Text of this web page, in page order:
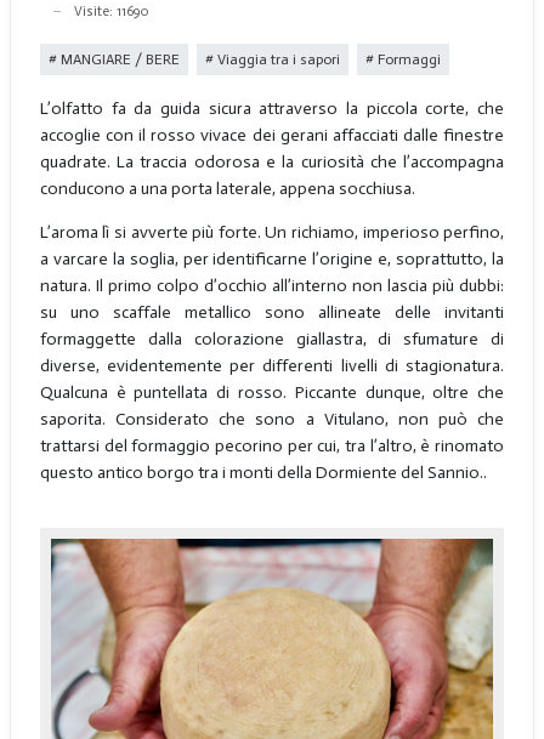
Visite: 11690
MANGIARE / BERE Viaggia tra i sapori Formaggi
L’olfatto fa da guida sicura attraverso la piccola corte, che
accoglie con il rosso vivace dei gerani affacciati dalle finestre
quadrate. La traccia odorosa e la curiosità che l’accompagna
conducono a una porta laterale, appena socchiusa.
L’aroma lì si avverte più forte. Un richiamo, imperioso perfino,
a varcare la soglia, per identificarne l’origine e, soprattutto, la
natura. Il primo colpo d’occhio all’interno non lascia più dubbi:
su uno scaffale metallico sono allineate delle invitanti
formaggette dalla colorazione giallastra, di sfumature di
diverse, evidentemente per differenti livelli di stagionatura.
Qualcuna è puntellata di rosso. Piccante dunque, oltre che
saporita. Considerato che sono a Vitulano, non può che
trattarsi del formaggio pecorino per cui, tra l’altro, è rinomato
questo antico borgo tra i monti della Dormiente del Sannio..